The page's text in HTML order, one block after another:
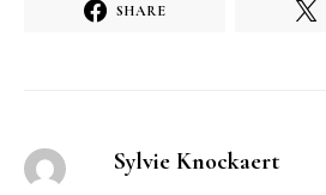
SHARE
Sylvie Knockaert